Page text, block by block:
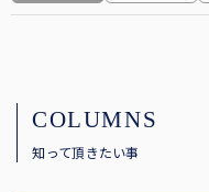
COLUMNS
知って頂きたい事